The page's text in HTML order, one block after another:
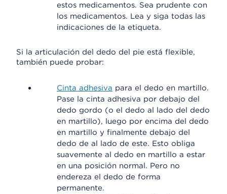
estos medicamentos. Sea prudente con
los medicamentos. Lea y siga todas las
indicaciones de la etiqueta.
Si la articulación del dedo del pie está flexible,
también puede probar:
Cinta adhesiva para el dedo en martillo.
Pase la cinta adhesiva por debajo del
dedo gordo (o el dedo al lado del dedo
en martillo), luego por encima del dedo
en martillo y finalmente debajo del
dedo de al lado de este. Esto obliga
suavemente al dedo en martillo a estar
en una posición normal. Pero no
endereza el dedo de forma
permanente.